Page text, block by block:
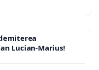
Lucian-Marius!